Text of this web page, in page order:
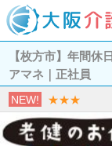
【枚方市】年間休
アマネ｜正社員
NEW! ★★★